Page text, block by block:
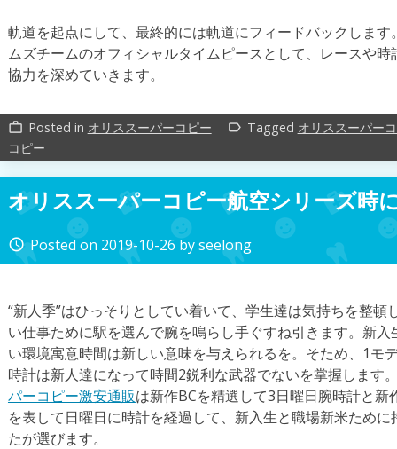
軌道を起点にして、最終的には軌道にフィードバックしま
ムズチームのオフィシャルタイムピースとして、レースや
協力を深めていきます。
work_outline Posted in オリススーパーコピー label_outline Tagged オリススーパー
コピー
オリススーパーコピー航空シリーズ時
access_time Posted on 2019-10-26 byseelong
“新人季”はひっそりとしてい着いて、学生達は気持ちを整
い仕事ために駅を選んで腕を鳴らし手ぐすね引きます。新
い環境寓意時間は新しい意味を与えられるを。そため、1モ
時計は新人達になって時間2鋭利な武器でないを掌握します
パーコピー激安通販は新作BCを精選して3日曜日腕時計と
を表して日曜日に時計を経過して、新入生と職場新米ため
たが選びます。